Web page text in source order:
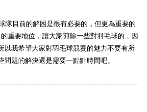
目前的解困是很有必要的，但更為重要的
重要地位，讓大家剪除一些對羽毛球的，因
以我希望大家對羽毛球競賽的魅力不要有所
題的解決還是需要一點點時間吧。